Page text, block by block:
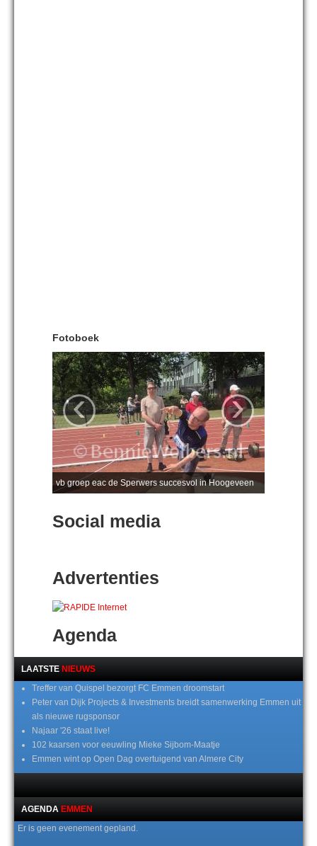
Fotoboek
vb groep eac de Sperwers succesvol in Hoogeveen
‹ ›
Social media
Advertenties
Agenda
LAATSTE NIEUWS
Treffer van Quispel bezorgt FC Emmen droomstart
Peter van Dijk Projects & Investments breidt samenwerking Emmen uit
als nieuwe rugsponsor
Najaar '26 staat live!
102 kaarsen voor eeuwling Mieke Sijbom-Maatje
Emmen wint op Open Dag overtuigend van Almere City
AGENDA EMMEN
Er is geen evenement gepland.